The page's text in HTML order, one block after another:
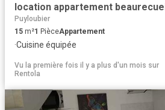
Puyloubier
15 m²1 PièceAppartement
·Cuisine équipée
Vu la première fois il y a plus d'un mois sur
Rentola